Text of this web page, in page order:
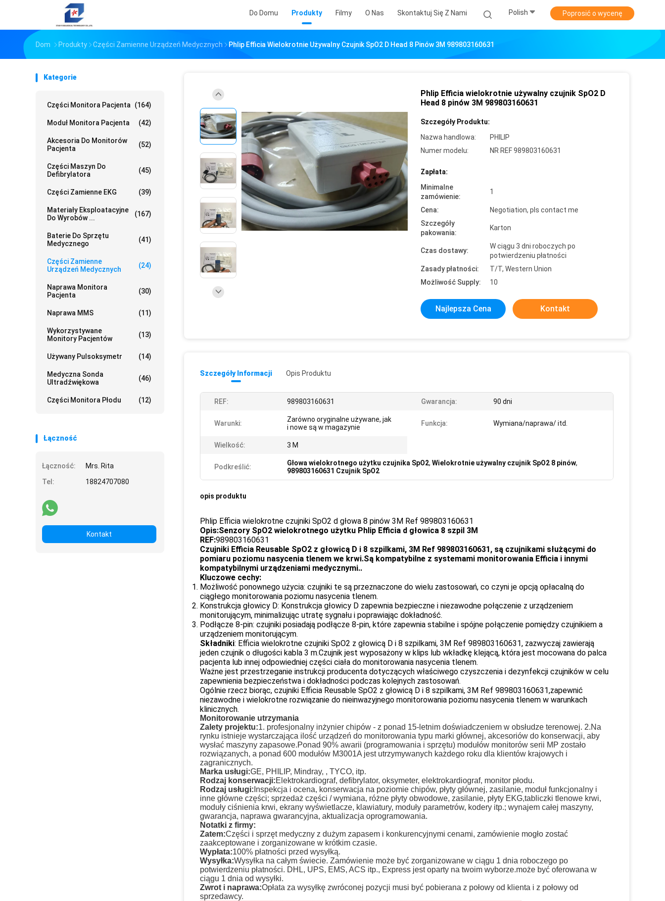
Do Domu Produkty Filmy O Nas Skontaktuj Się Z Nami Polish Poprosić o wycenę
Dom Produkty Części Zamienne Urządzeń Medycznych Phlip Efficia Wielokrotnie Używalny Czujnik SpO2 D Head 8 Pinów 3M 989803160631
Kategorie
Części Monitora Pacjenta (164)
Moduł Monitora Pacjenta (42)
Akcesoria Do Monitorów
Pacjenta
(52)
Części Maszyn Do
Defibrylatora
(45)
Części Zamienne EKG (39)
Materiały Eksploatacyjne
Do Wyrobów ...
(167)
Baterie Do Sprzętu
Medycznego
(41)
Części Zamienne
Urządzeń Medycznych
(24)
Naprawa Monitora
Pacjenta
(30)
Naprawa MMS (11)
Wykorzystywane
Monitory Pacjentów
(13)
Używany Pulsoksymetr (14)
Medyczna Sonda
Ultradźwiękowa
(46)
Części Monitora Płodu (12)
Łączność
Łączność:
Mrs. Rita
Tel:
18824707080
Kontakt
Phlip Efficia wielokrotnie używalny czujnik SpO2 D
Head 8 pinów 3M 989803160631
Szczegóły Produktu:
Nazwa handlowa:
PHILIP
Numer modelu:
NR REF 989803160631
Zapłata:
Minimalne
zamówienie:
1
Cena:
Negotiation, pls contact me
Szczegóły
pakowania:
Karton
Czas dostawy:
W ciągu 3 dni roboczych po
potwierdzeniu płatności
Zasady płatności:
T/T, Western Union
Możliwość Supply:
10
Najlepsza Cena Kontakt
Szczegóły Informacji Opis Produktu
REF: 989803160631 Gwarancja: 90 dni
Warunki:
Zarówno oryginalne używane, jak
i nowe są w magazynie
Funkcja: Wymiana/naprawa/ itd.
Wielkość: 3 M
Podkreślić: Głowa wielokrotnego użytku czujnika SpO2, Wielokrotnie używalny czujnik SpO2 8 pinów,
989803160631 Czujnik SpO2
opis produktu
Phlip Efficia wielokrotne czujniki SpO2 d głowa 8 pinów 3M Ref 989803160631
Opis:Senzory SpO2 wielokrotnego użytku Phlip Efficia d głowica 8 szpil 3M
REF:989803160631
Czujniki Efficia Reusable SpO2 z głowicą D i 8 szpilkami, 3M Ref 989803160631, są czujnikami służącymi do
pomiaru poziomu nasycenia tlenem we krwi.Są kompatybilne z systemami monitorowania Efficia i innymi
kompatybilnymi urządzeniami medycznymi..
Kluczowe cechy:
Możliwość ponownego użycia: czujniki te są przeznaczone do wielu zastosowań, co czyni je opcją opłacalną do
ciągłego monitorowania poziomu nasycenia tlenem.
Konstrukcja głowicy D: Konstrukcja głowicy D zapewnia bezpieczne i niezawodne połączenie z urządzeniem
monitorującym, minimalizując utratę sygnału i poprawiając dokładność.
Podłącze 8-pin: czujniki posiadają podłącze 8-pin, które zapewnia stabilne i spójne połączenie pomiędzy czujnikiem a
urządzeniem monitorującym.
Składniki: Efficia wielokrotne czujniki SpO2 z głowicą D i 8 szpilkami, 3M Ref 989803160631, zazwyczaj zawierają
jeden czujnik o długości kabla 3 m.Czujnik jest wyposażony w klips lub wkładkę klejącą, która jest mocowana do palca
pacjenta lub innej odpowiedniej części ciała do monitorowania nasycenia tlenem.
Ważne jest przestrzeganie instrukcji producenta dotyczących właściwego czyszczenia i dezynfekcji czujników w celu
zapewnienia bezpieczeństwa i dokładności podczas kolejnych zastosowań.
Ogólnie rzecz biorąc, czujniki Efficia Reusable SpO2 z głowicą D i 8 szpilkami, 3M Ref 989803160631,zapewnić
niezawodne i wielokrotne rozwiązanie do nieinwazyjnego monitorowania poziomu nasycenia tlenem w warunkach
klinicznych.
Monitorowanie utrzymania
Zalety projektu:1. profesjonalny inżynier chipów - z ponad 15-letnim doświadczeniem w obsłudze terenowej. 2.Na
rynku istnieje wystarczająca ilość urządzeń do monitorowania typu marki głównej, akcesoriów do konserwacji, aby
wysłać maszyny zapasowe.Ponad 90% awarii (programowania i sprzętu) modułów monitorów serii MP zostało
rozwiązanych, a ponad 600 modułów M3001A jest utrzymywanych każdego roku dla klientów krajowych i
zagranicznych.
Marka usługi:GE, PHILIP, Mindray, , TYCO, itp.
Rodzaj konserwacji:Elektrokardiograf, defibrylator, oksymeter, elektrokardiograf, monitor płodu.
Rodzaj usługi: Inspekcja i ocena, konserwacja na poziomie chipów, płyty głównej, zasilanie, moduł funkcjonalny i
inne główne części; sprzedaż części / wymiana, różne płyty obwodowe, zasilanie, płyty EKG,tabliczki tlenowe krwi,
moduły ciśnienia krwi, ekrany wyświetlacze, klawiatury, moduły parametrów, kodery itp.; wynajem całej maszyny,
gwarancja, naprawa gwarancyjna, aktualizacja oprogramowania.
Notatki z firmy:
Zatem:Części i sprzęt medyczny z dużym zapasem i konkurencyjnymi cenami, zamówienie mogło zostać
zaakceptowane i zorganizowane w krótkim czasie.
Wypłata:100% płatności przed wysyłką.
Wysyłka:Wysyłka na całym świecie. Zamówienie może być zorganizowane w ciągu 1 dnia roboczego po
potwierdzeniu płatności. DHL, UPS, EMS, ACS itp., Express jest oparty na twoim wyborze.może być oferowana w
ciągu 1 dnia od wysyłki.
Zwrot i naprawa:Opłata za wysyłkę zwróconej pozycji musi być pobierana z połowy od klienta i z połowy od
sprzedawcy.